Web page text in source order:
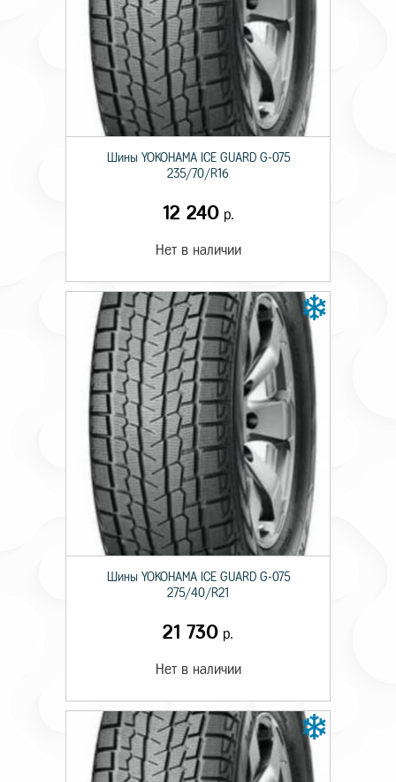
Шины YOKOHAMA ICE GUARD G-075
235/70/R16
12 240р.
Нет в наличии
Шины YOKOHAMA ICE GUARD G-075
275/40/R21
21 730 р.
Нет в наличии